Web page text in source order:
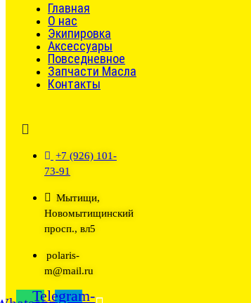
Главная
О нас
Экипировка
Аксессуары
Повседневное
Запчасти Масла
Контакты
+7 (926) 101-
73-91
Мытищи,
Новомытищинский
просп., вл5
polaris-
m@mail.ru
Telegram-